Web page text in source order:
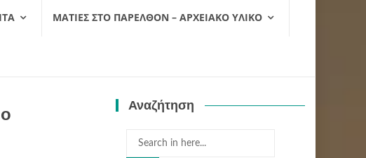
ΜΑΤΙΈΣ ΣΤΟ ΠΑΡΕΛΘΌΝ – ΑΡΧΕΙΑΚΌ ΥΛΙΚΌ
Αναζήτηση
Search